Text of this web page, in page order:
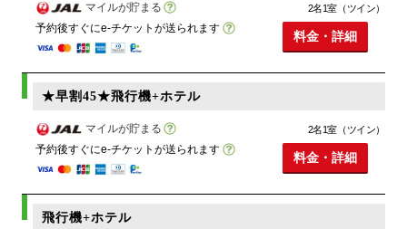
マイルが貯まる
予約後すぐにe-チケットが送られます
2名1室（ツイン）
料金・詳細
★早割45★飛行機+ホテル
マイルが貯まる
予約後すぐにe-チケットが送られます
2名1室（ツイン）
料金・詳細
飛行機+ホテル